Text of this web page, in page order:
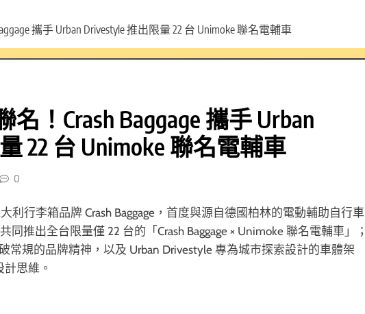
攜手 Urban Drivestyle 推出限量 22 台 Unimoke 聯名電輔車
！Crash Baggage 攜手 Urban
22 台 Unimoke 聯名電輔車
0
利行李箱品牌 Crash Baggage，首度與源自德國柏林的電動輔助自行車
同推出全台限量僅 22 台的「Crash Baggage × Unimoke 聯名電輔車」；
常規的品牌精神，以及 Urban Drivestyle 專為城市探索設計的車體架
思維。